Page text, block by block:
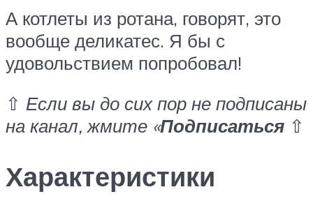
А котлеты из ротана, говорят, это
вообще деликатес. Я бы с
удовольствием попробовал!
⇧ Если вы до сих пор не подписаны
на канал, жмите «Подписаться ⇧
Характеристики